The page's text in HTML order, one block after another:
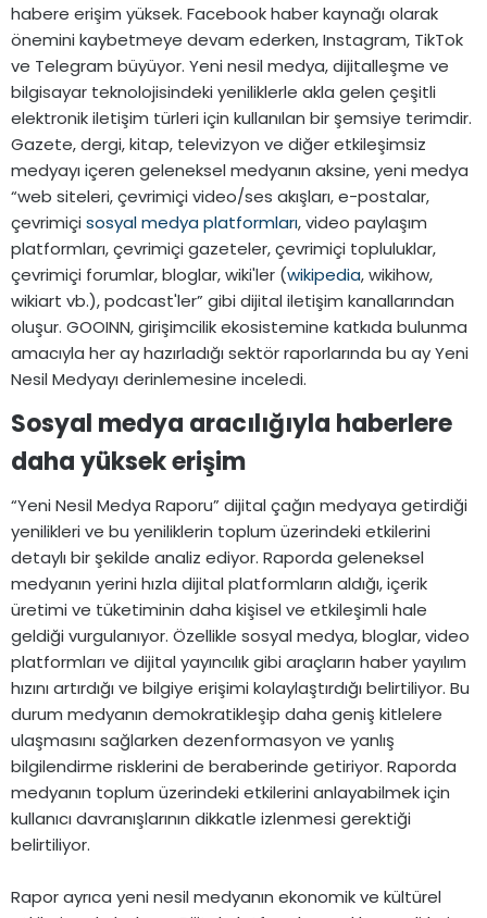
habere erişim yüksek. Facebook haber kaynağı olarak
önemini kaybetmeye devam ederken, Instagram, TikTok
ve Telegram büyüyor. Yeni nesil medya, dijitalleşme ve
bilgisayar teknolojisindeki yeniliklerle akla gelen çeşitli
elektronik iletişim türleri için kullanılan bir şemsiye terimdir.
Gazete, dergi, kitap, televizyon ve diğer etkileşimsiz
medyayı içeren geleneksel medyanın aksine, yeni medya
“web siteleri, çevrimiçi video/ses akışları, e-postalar,
çevrimiçi sosyal medya platformları, video paylaşım
platformları, çevrimiçi gazeteler, çevrimiçi topluluklar,
çevrimiçi forumlar, bloglar, wiki'ler (wikipedia, wikihow,
wikiart vb.), podcast'ler” gibi dijital iletişim kanallarından
oluşur. GOOINN, girişimcilik ekosistemine katkıda bulunma
amacıyla her ay hazırladığı sektör raporlarında bu ay Yeni
Nesil Medyayı derinlemesine inceledi.
Sosyal medya aracılığıyla haberlere
daha yüksek erişim​
“Yeni Nesil Medya Raporu” dijital çağın medyaya getirdiği
yenilikleri ve bu yeniliklerin toplum üzerindeki etkilerini
detaylı bir şekilde analiz ediyor. Raporda geleneksel
medyanın yerini hızla dijital platformların aldığı, içerik
üretimi ve tüketiminin daha kişisel ve etkileşimli hale
geldiği vurgulanıyor. Özellikle sosyal medya, bloglar, video
platformları ve dijital yayıncılık gibi araçların haber yayılım
hızını artırdığı ve bilgiye erişimi kolaylaştırdığı belirtiliyor. Bu
durum medyanın demokratikleşip daha geniş kitlelere
ulaşmasını sağlarken dezenformasyon ve yanlış
bilgilendirme risklerini de beraberinde getiriyor. Raporda
medyanın toplum üzerindeki etkilerini anlayabilmek için
kullanıcı davranışlarının dikkatle izlenmesi gerektiği
belirtiliyor.
Rapor ayrıca yeni nesil medyanın ekonomik ve kültürel